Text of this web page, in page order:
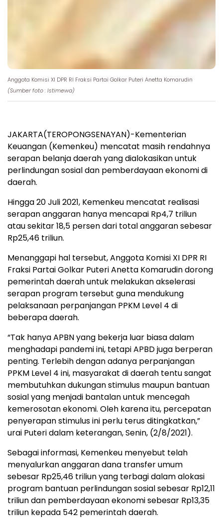
Anggota Komisi XI DPR RI Fraksi Partai Golkar Puteri Anetta Komarudin
(Sumber foto : Istimewa)
JAKARTA(TEROPONGSENAYAN)-Kementerian
Keuangan (Kemenkeu) mencatat masih rendahnya
serapan belanja daerah yang dialokasikan untuk
perlindungan sosial dan pemberdayaan ekonomi di
daerah.
Hingga 20 Juli 2021, Kemenkeu mencatat realisasi
serapan anggaran hanya mencapai Rp4,7 triliun
atau sekitar 18,5 persen dari total anggaran sebesar
Rp25,46 triliun.
Menanggapi hal tersebut, Anggota Komisi XI DPR RI
Fraksi Partai Golkar Puteri Anetta Komarudin dorong
pemerintah daerah untuk melakukan akselerasi
serapan program tersebut guna mendukung
pelaksanaan perpanjangan PPKM Level 4 di
beberapa daerah.
“Tak hanya APBN yang bekerja luar biasa dalam
menghadapi pandemi ini, tetapi APBD juga berperan
penting. Terlebih dengan adanya perpanjangan
PPKM Level 4 ini, masyarakat di daerah tentu sangat
membutuhkan dukungan stimulus maupun bantuan
sosial yang menjadi bantalan untuk mencegah
kemerosotan ekonomi. Oleh karena itu, percepatan
penyerapan stimulus ini perlu terus ditingkatkan,”
urai Puteri dalam keterangan, Senin, (2/8/2021).
Sebagai informasi, Kemenkeu menyebut telah
menyalurkan anggaran dana transfer umum
sebesar Rp25,46 triliun yang terbagi dalam alokasi
program bantuan perlindungan sosial sebesar Rp12,11
triliun dan pemberdayaan ekonomi sebesar Rp13,35
triliun kepada 542 pemerintah daerah.